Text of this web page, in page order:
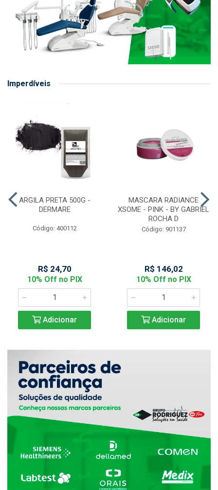
Imperdíveis
ARGILA PRETA 500G -
DERMARE
Código: 400112
R$ 24,70
10% Off no PIX
Adicionar
MASCARA RADIANCE
XSOME - PINK - BY GABRIEL
ROCHA D
Código: 901137
R$ 146,02
10% Off no PIX
Adicionar